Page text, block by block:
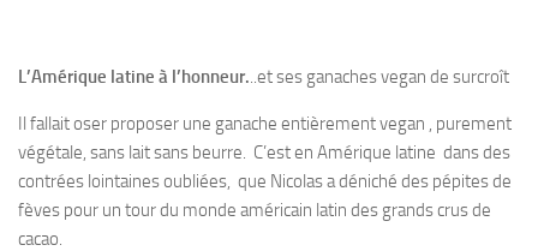
L’Amérique latine à l’honneur...et ses ganaches vegan de surcroît
Il fallait oser proposer une ganache entièrement vegan , purement
végétale, sans lait sans beurre. C’est en Amérique latine dans des
contrées lointaines oubliées, que Nicolas a déniché des pépites de
fèves pour un tour du monde américain latin des grands crus de
cacao.